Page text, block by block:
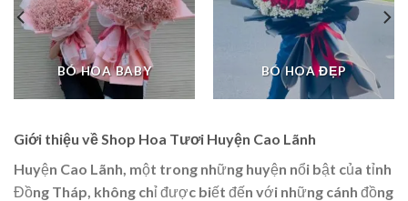
BÓ HOA BABY BÓ HOA ĐẸP
Giới thiệu về Shop Hoa Tươi Huyện Cao Lãnh
Huyện Cao Lãnh, một trong những huyện nổi bật của tỉnh
Đồng Tháp, không chỉ được biết đến với những cánh đồng